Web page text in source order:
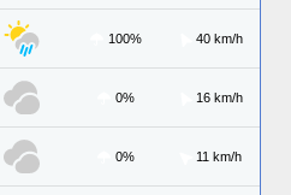
100% 40 km/h
0% 16 km/h
0% 11 km/h